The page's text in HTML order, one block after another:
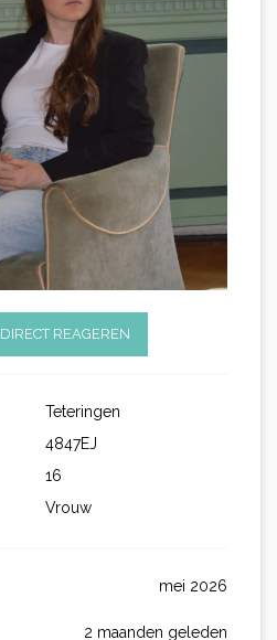
DIRECT REAGEREN
Teteringen
4847EJ
16
Vrouw
mei 2026
2 maanden geleden